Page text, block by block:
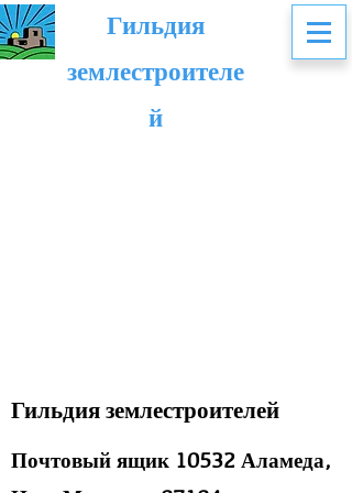
Гильдия
землестроителе
й
Гильдия землестроителей
Почтовый ящик 10532 Аламеда,